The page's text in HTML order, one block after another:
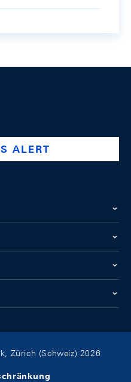
company/swiss-national-
@swissnationalbank
ALERT
Zürich (Schweiz) 2026